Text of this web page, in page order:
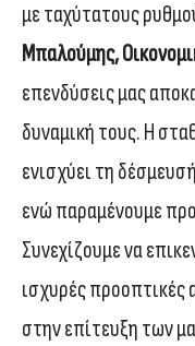
με ταχύτατους
Μπαλούμης,
επενδύσεις μας
δυναμική τους. Η
ενισχύει τη
ενώ παραμένουμε
Συνεχίζουμε να
ισχυρές
στην επίτευξη των